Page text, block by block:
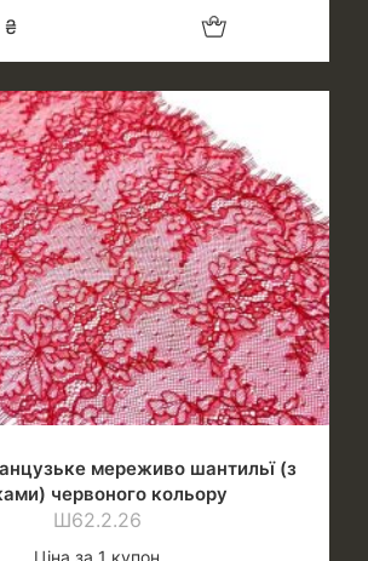
₴ Додати в кошик
мереживо шантильї (з
червоного кольору
Ш62.2.26
Ціна за 1 купон